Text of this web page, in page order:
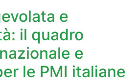
e
il quadro
e
le PMI italiane